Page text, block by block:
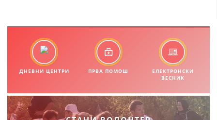
КРВОДАРИТЕЛСТВО
ИНФОРМАЦИИ ЗА БОЛЕСТИ
МЕНАЏМЕНТ НА ВОЛОНТЕРИ
ЗА НАС
ДНЕВНИ ЦЕНТРИ ПРВА ПОМОШ
ЕЛЕКТРОНСКИ
ВЕСНИК